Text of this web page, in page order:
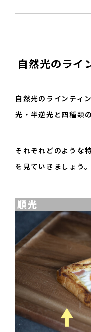
自然光のライ
自然光のラインティ
光・半逆光と四種類
それぞれどのような
を見ていきましょう。
順光